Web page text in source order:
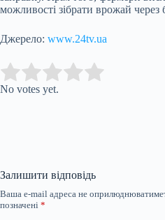
можливості зібрати врожай через
Джерело: www.24tv.ua
Rate this item:
No votes yet.
Залишити відповідь
Ваша e-mail адреса не
позначені *